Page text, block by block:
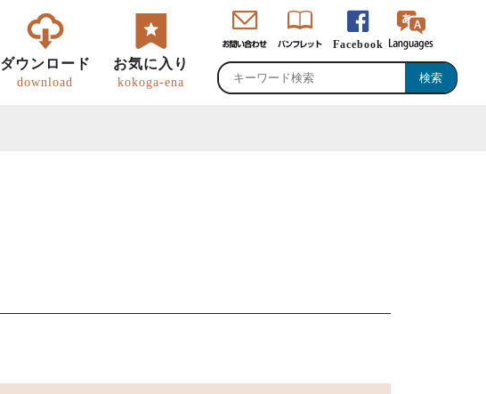
ダウンロード
download
キャッチコピー
お気に入り
kokoga-ena
Facebook